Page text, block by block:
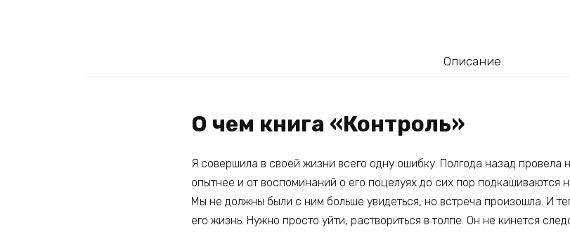
Описание
О чем книга «Контроль»
Я совершила в своей жизни всего одну ошибку. Полгода назад провела
опытнее и от воспоминаний о его поцелуях до сих пор подкашиваются
Мы не должны были с ним больше увидеться, но встреча произошла. И
его жизнь. Нужно просто уйти, раствориться в толпе. Он не кинется